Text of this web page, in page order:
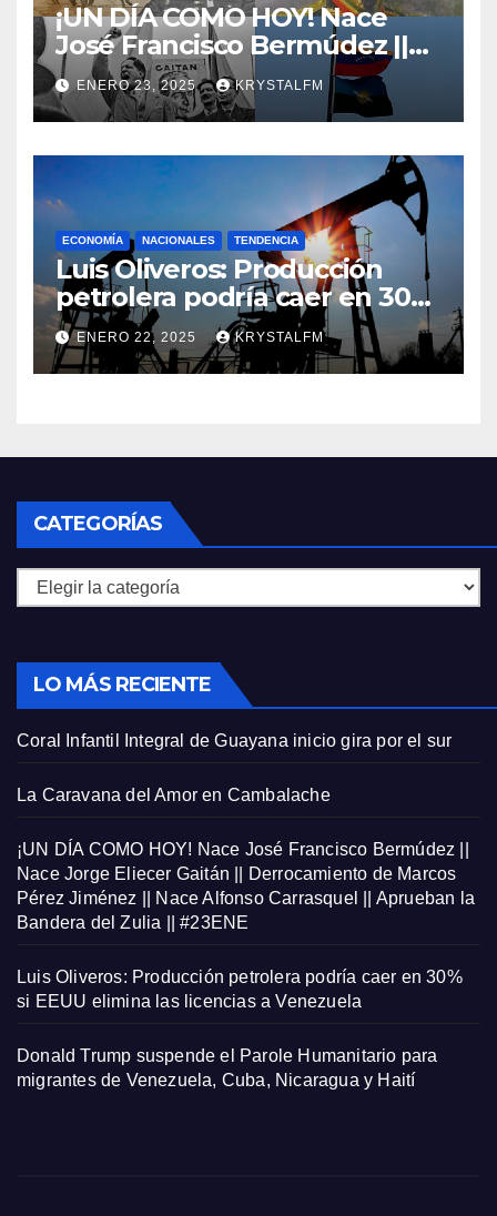
¡UN DÍA COMO HOY! Nace
José Francisco Bermúdez ||
Nace Jorge Eliecer Gaitán ||
Derrocamiento de Marcos
Pérez Jiménez || Nace
Alfonso Carrasquel ||
Aprueban la Bandera del
Zulia || #23ENE
ENERO 23, 2025 KRYSTALFM
ECONOMÍA NACIONALES TENDENCIA
Luis Oliveros: Producción
petrolera podría caer en 30%
si EEUU elimina las licencias a
Venezuela
ENERO 22, 2025 KRYSTALFM
CATEGORÍAS
Categorías
LO MÁS RECIENTE
Coral Infantil Integral de Guayana inicio gira por el sur
La Caravana del Amor en Cambalache
¡UN DÍA COMO HOY! Nace José Francisco Bermúdez ||
Nace Jorge Eliecer Gaitán || Derrocamiento de Marcos
Pérez Jiménez || Nace Alfonso Carrasquel || Aprueban la
Bandera del Zulia || #23ENE
Luis Oliveros: Producción petrolera podría caer en 30%
si EEUU elimina las licencias a Venezuela
Donald Trump suspende el Parole Humanitario para
migrantes de Venezuela, Cuba, Nicaragua y Haití